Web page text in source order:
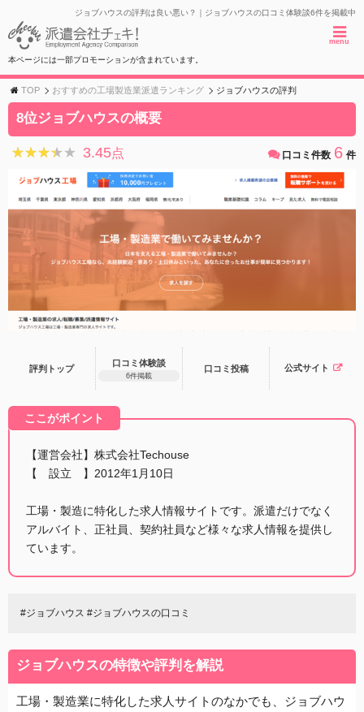
ジョブハウスの評判は良い悪い？｜ジョブハウスの口コミ体験談6件を掲載中
menu
本ページには一部プロモーションが含まれています。
TOP おすすめの工場製造業派遣ランキング ジョブハウスの評判
8位ジョブハウスの概要
★★★★★
★★★★★ 3.45点 口コミ件数 6 件
評判トップ
口コミ体験談
6件掲載
口コミ 投稿 公式サイト
ここがポイント
【運営会社】株式会社Techouse
【 設立 】2012年1月10日
工場・製造に特化した求人情報サイトです。派遣だけでなく
アルバイト、正社員、契約社員など様々な求人情報を提供し
ています。
#ジョブハウス #ジョブハウスの口コミ
ジョブハウスの特徴や評判を解説
工場・製造業に特化した求人サイトのなかでも、ジョブハウ